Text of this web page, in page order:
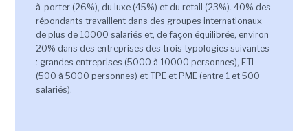
à-porter (26%), du luxe (45%) et du retail (23%). 40% des
répondants travaillent dans des groupes internationaux
de plus de 10000 salariés et, de façon équilibrée, environ
20% dans des entreprises des trois typologies suivantes
: grandes entreprises (5000 à 10000 personnes), ETI
(500 à 5000 personnes) et TPE et PME (entre 1 et 500
salariés).